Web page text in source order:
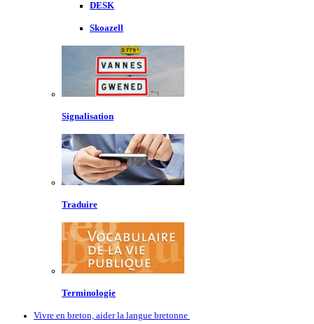
DESK
Skoazell
Signalisation
Traduire
Terminologie
Vivre en breton, aider la langue bretonne